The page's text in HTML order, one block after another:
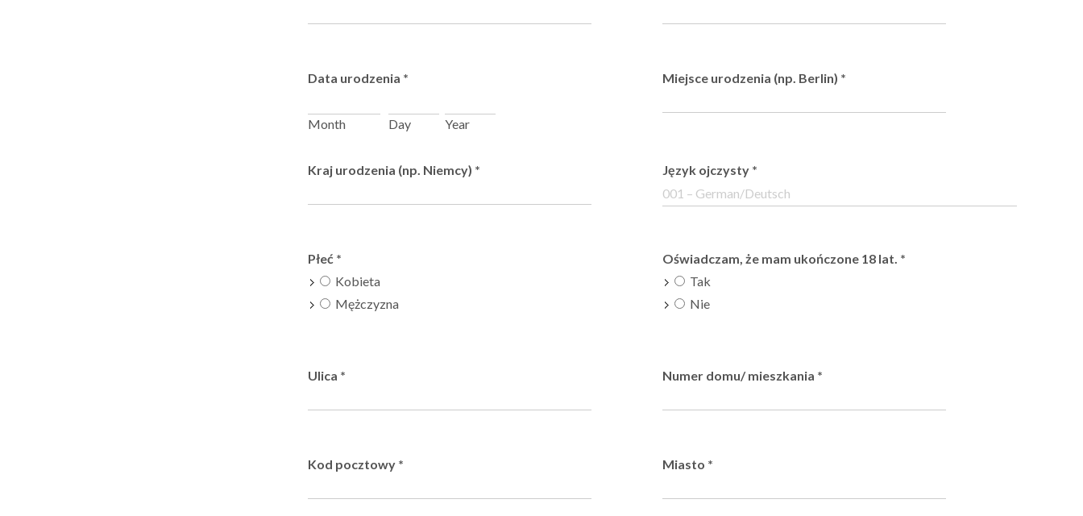
Data urodzenia *
Month Day Year
Miejsce urodzenia (np. Berlin) *
Kraj urodzenia (np. Niemcy) * Język ojczysty *
Płeć *
Kobieta
Mężczyzna
Oświadczam, że mam ukończone 18 lat. *
Tak
Nie
Ulica * Numer domu/ mieszkania *
Kod pocztowy * Miasto *